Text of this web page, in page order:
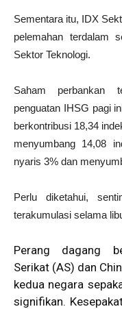
Sementara itu, IDX
pelemahan terdalam
Sektor Teknologi.
Saham perbankan
penguatan IHSG pagi
berkontribusi 18,34
menyumbang 14,08
nyaris 3% dan
Perlu diketahui,
terakumulasi selama
Perang dagang
Serikat (AS) dan
kedua negara
signifikan.